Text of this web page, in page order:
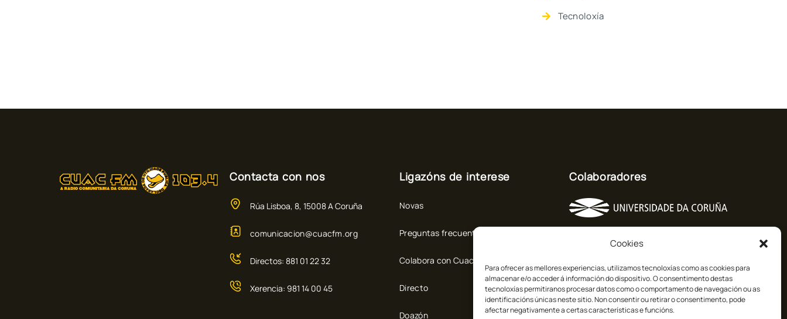
Cookies
Para ofrecer as mellores experiencias, utilizamos tecnoloxías como as cookies para
almacenar e/o acceder á información do dispositivo. O consentimento destas
tecnoloxías permitiranos procesar datos como o comportamento de navegación ou as
identificacións únicas neste sitio. Non consentir ou retirar o consentimento, pode
afectar negativamente a certas características e funcións.
Tecnoloxía
Contacta con nos
Rúa Lisboa, 8, 15008 A Coruña
comunicacion@cuacfm.org
Directos: 881 01 22 32
Xerencia: 981 14 00 45
Ligazóns de interese
Novas
Preguntas frecuentes
Colabora con Cuac FM
Directo
Doazón
Colaboradores